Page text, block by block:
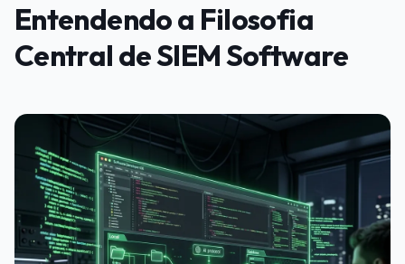
Entendendo a Filosofia
Central de SIEM Software